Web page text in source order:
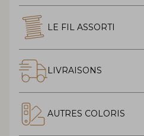
LE FIL ASSORTI
LIVRAISONS
AUTRES COLORIS